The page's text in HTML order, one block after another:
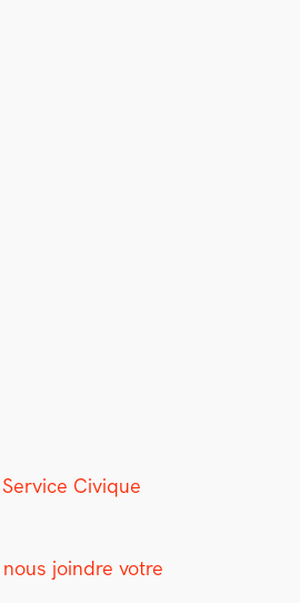
Civique
join­dre votre